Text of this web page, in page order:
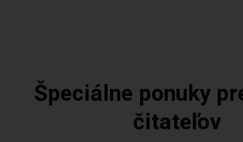
Špeciálne ponuky
čitateľov